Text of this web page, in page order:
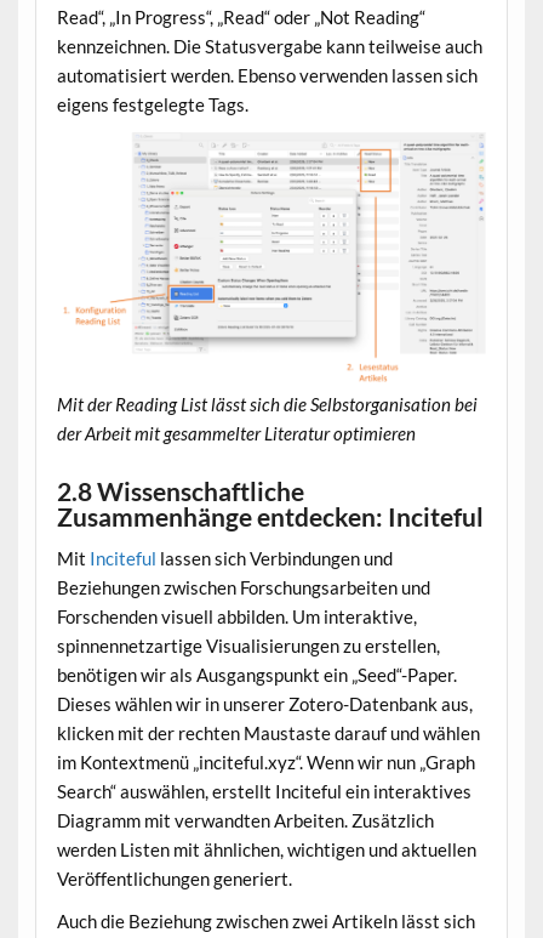
Read“, „In Progress“, „Read“ oder „Not Reading“
kennzeichnen. Die Statusvergabe kann teilweise auch
automatisiert werden. Ebenso verwenden lassen sich
eigens festgelegte Tags.
Mit der Reading List lässt sich die Selbstorganisation bei
der Arbeit mit gesammelter Literatur optimieren
2.8 Wissenschaftliche
Zusammenhänge entdecken: Inciteful
Mit Inciteful lassen sich Verbindungen und
Beziehungen zwischen Forschungsarbeiten und
Forschenden visuell abbilden. Um interaktive,
spinnennetzartige Visualisierungen zu erstellen,
benötigen wir als Ausgangspunkt ein „Seed“-Paper.
Dieses wählen wir in unserer Zotero-Datenbank aus,
klicken mit der rechten Maustaste darauf und wählen
im Kontextmenü „inciteful.xyz“. Wenn wir nun „Graph
Search“ auswählen, erstellt Inciteful ein interaktives
Diagramm mit verwandten Arbeiten. Zusätzlich
werden Listen mit ähnlichen, wichtigen und aktuellen
Veröffentlichungen generiert.
Auch die Beziehung zwischen zwei Artikeln lässt sich